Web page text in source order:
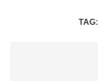
TAG: